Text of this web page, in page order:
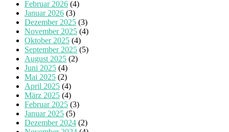
Februar 2026 (4)
Januar 2026 (3)
Dezember 2025 (3)
November 2025 (4)
Oktober 2025 (4)
September 2025 (5)
August 2025 (2)
Juni 2025 (4)
Mai 2025 (2)
April 2025 (4)
März 2025 (4)
Februar 2025 (3)
Januar 2025 (5)
Dezember 2024 (2)